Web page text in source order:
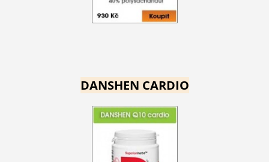
DANSHEN CARDIO